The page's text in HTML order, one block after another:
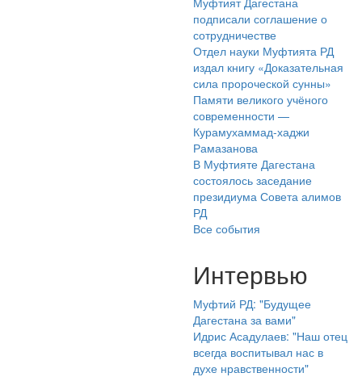
подписали соглашение о
сотрудничестве
Отдел науки Муфтията РД
издал книгу «Доказательная
сила пророческой сунны»
Памяти великого учёного
современности —
Курамухаммад-хаджи
Рамазанова
В Муфтияте Дагестана
состоялось заседание
президиума Совета алимов
РД
Все события
Интервью
Муфтий РД: "Будущее
Дагестана за вами"
Идрис Асадулаев: "Наш отец
всегда воспитывал нас в
духе нравственности"